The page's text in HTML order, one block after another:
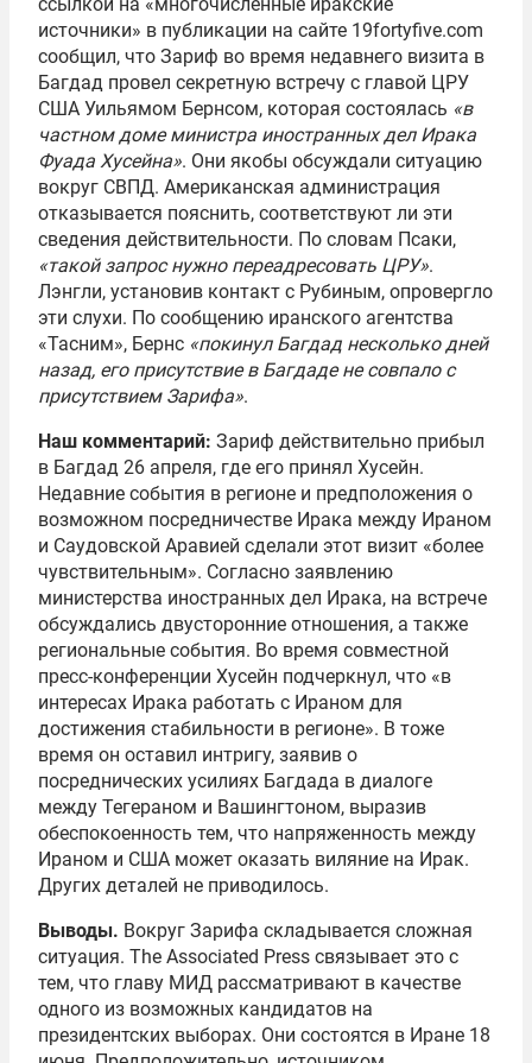
источники» в публикации на сайте 19fortyfive.com
сообщил, что Зариф во время недавнего визита в
Багдад провел секретную встречу с главой ЦРУ
США Уильямом Бернсом, которая состоялась «в
частном доме министра иностранных дел Ирака
Фуада Хусейна». Они якобы обсуждали ситуацию
вокруг СВПД. Американская администрация
отказывается пояснить, соответствуют ли эти
сведения действительности. По словам Псаки,
«такой запрос нужно переадресовать ЦРУ».
Лэнгли, установив контакт с Рубиным, опровергло
эти слухи. По сообщению иранского агентства
«Тасним», Бернс «покинул Багдад несколько дней
назад, его присутствие в Багдаде не совпало с
присутствием Зарифа».
Наш комментарий: Зариф действительно прибыл
в Багдад 26 апреля, где его принял Хусейн.
Недавние события в регионе и предположения о
возможном посредничестве Ирака между Ираном
и Саудовской Аравией сделали этот визит «более
чувствительным». Согласно заявлению
министерства иностранных дел Ирака, на встрече
обсуждались двусторонние отношения, а также
региональные события. Во время совместной
пресс-конференции Хусейн подчеркнул, что «в
интересах Ирака работать с Ираном для
достижения стабильности в регионе». В тоже
время он оставил интригу, заявив о
посреднических усилиях Багдада в диалоге
между Тегераном и Вашингтоном, выразив
обеспокоенность тем, что напряженность между
Ираном и США может оказать виляние на Ирак.
Других деталей не приводилось.
Выводы. Вокруг Зарифа складывается сложная
ситуация. The Associated Press связывает это с
тем, что главу МИД рассматривают в качестве
одного из возможных кандидатов на
президентских выборах. Они состоятся в Иране 18